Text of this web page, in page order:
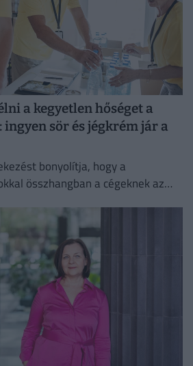
a kegyetlen hőséget a
sör és jégkrém jár a
bonyolítja, hogy a
összhangban a cégeknek az